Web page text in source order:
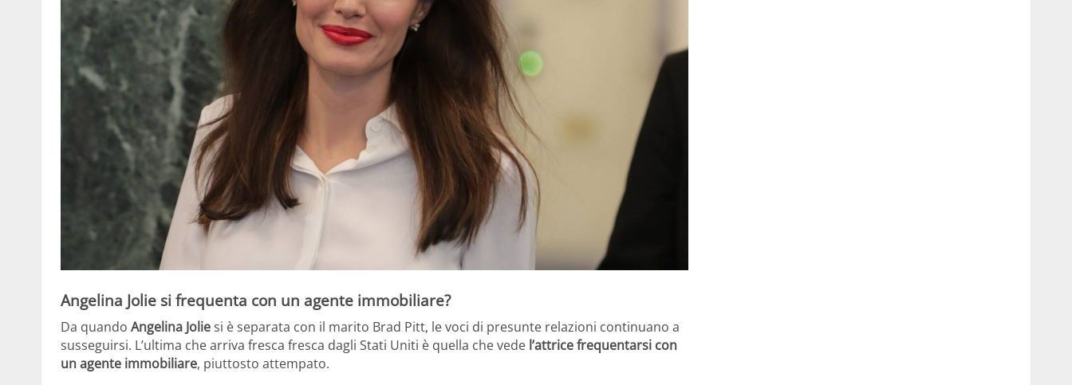
Angelina Jolie si frequenta con un agente immobiliare?
Da quando Angelina Joliesi è separata con il marito Brad Pitt, le voci di presunte relazioni continuano a
susseguirsi. L’ultima che arriva fresca fresca dagli Stati Uniti è quella che vede l’attrice frequentarsi con
un agente immobiliare, piuttosto attempato.